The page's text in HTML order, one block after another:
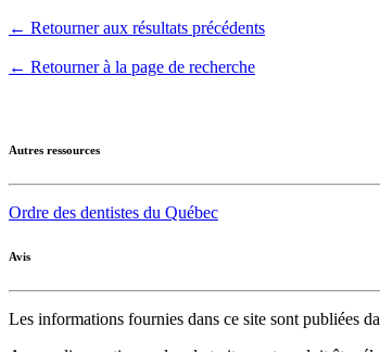
← Retourner aux résultats précédents
← Retourner à la page de recherche
Autres ressources
Ordre des dentistes du Québec
Avis
Les informations fournies dans ce site sont publiées